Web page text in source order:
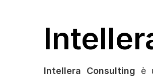
Intellera Consulting è